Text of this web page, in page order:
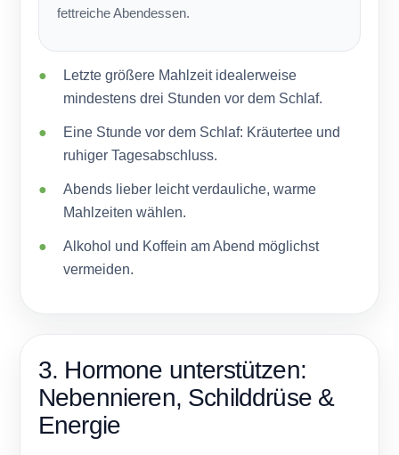
fettreiche Abendessen.
Letzte größere Mahlzeit idealerweise
mindestens drei Stunden vor dem Schlaf.
Eine Stunde vor dem Schlaf: Kräutertee und
ruhiger Tagesabschluss.
Abends lieber leicht verdauliche, warme
Mahlzeiten wählen.
Alkohol und Koffein am Abend möglichst
vermeiden.
3. Hormone unterstützen:
Nebennieren, Schilddrüse &
Energie